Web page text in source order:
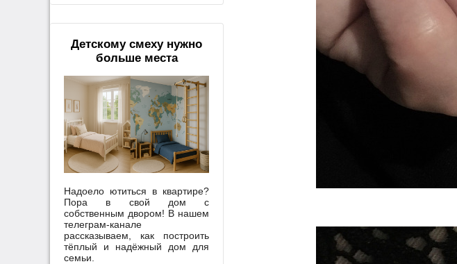
Детскому смеху нужно
больше места
Надоело ютиться в квартире?
Пора в свой дом с
собственным двором! В нашем
телеграм-канале
рассказываем, как построить
тёплый и надёжный дом для
семьи.